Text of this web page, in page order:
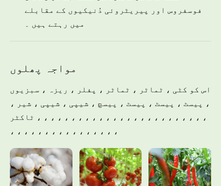
فوسفروس اور پیریٹروئی دُنیکیوں کے مقابلے
میں رہتے ہیں ۔
مواجہ پھلوں
اس کو کٹی ، ٹماٹر ، ٹماٹر ، پفلر ، ریزہ ، سبزیوں
، پیسٹ ، پیسٹ ، پیسٹ ، پیسچ ، شیپی ، شیپی ، شیر ،
ٹاکٹر ، ، ، ، ، ، ، ، ، ، ، ، ، ، ، ، ، ، ، ، ، ، ، ، ،
، ، ، ، ، ، ، ، ، ، ، ، ، ، ، ،